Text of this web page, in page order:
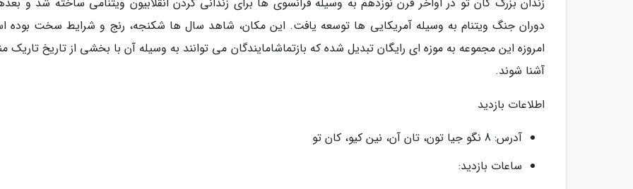
دوران جنگ ویتنام به وسیله آمریکایی ها توسعه یافت. این مکان، شاهد سال ها شکنجه، رنج و شرایط سخت بوده
امروزه این مجموعه به موزه ای رایگان تبدیل شده که بازتماشامایندگان می توانند به وسیله آن با بخشی از تاریخ تاریک
آشنا شوند.
اطلاعات بازدید
آدرس: 8 نگو جیا تون، تان آن، نین کیو، کان تو
ساعات بازدید: